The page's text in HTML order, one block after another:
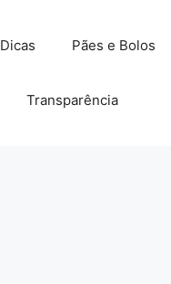
Dicas Pães e Bolos
Transparência